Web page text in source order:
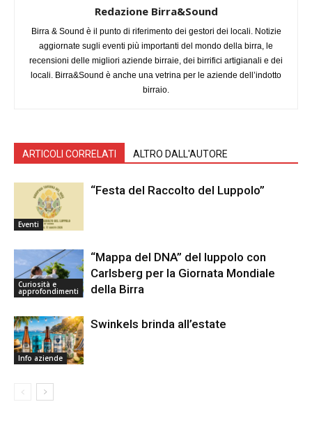
Redazione Birra&Sound
Birra & Sound è il punto di riferimento dei gestori dei locali. Notizie
aggiornate sugli eventi più importanti del mondo della birra, le
recensioni delle migliori aziende birraie, dei birrifici artigianali e dei
locali. Birra&Sound è anche una vetrina per le aziende dell’indotto
birraio.
ARTICOLI CORRELATI ALTRO DALL'AUTORE
Eventi
“Festa del Raccolto del Luppolo”
Curiosità e
approfondimenti
“Mappa del DNA” del luppolo con
Carlsberg per la Giornata Mondiale
della Birra
Info aziende
Swinkels brinda all’estate